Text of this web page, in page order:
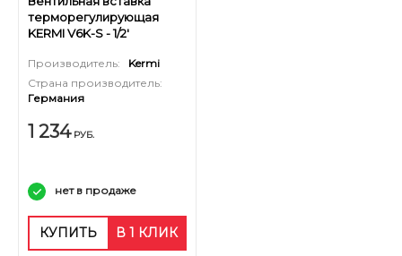
терморегулирующая
KERMI V6K-S - 1/2'
Производитель:
Kermi
Страна производитель:
Германия
1 234 РУБ.
нет в продаже
КУПИТЬ В 1 КЛИК